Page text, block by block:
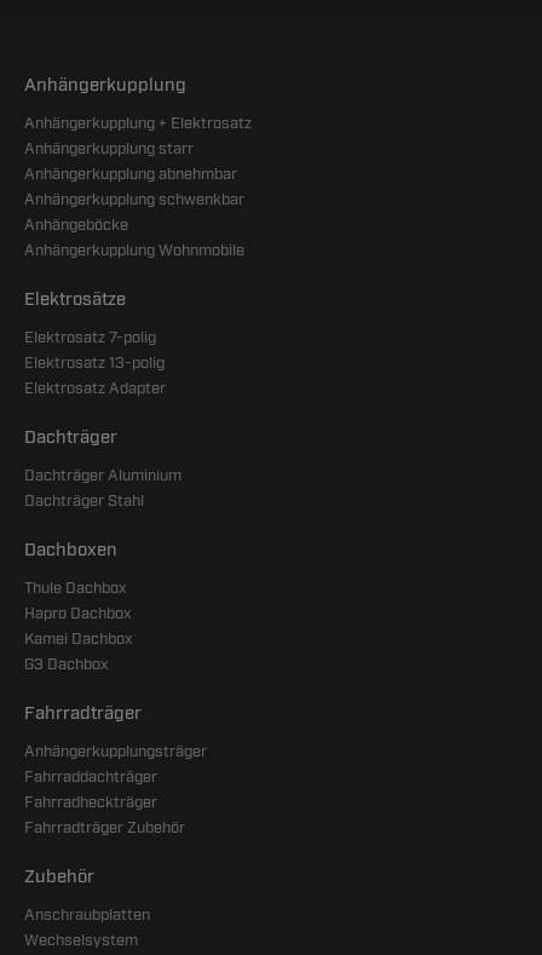
Anhängerkupplung
Anhängerkupplung + Elektrosatz
Anhängerkupplung starr
Anhängerkupplung abnehmbar
Anhängerkupplung schwenkbar
Anhängeböcke
Anhängerkupplung Wohnmobile
Elektrosätze
Elektrosatz 7-polig
Elektrosatz 13-polig
Elektrosatz Adapter
Dachträger
Dachträger Aluminium
Dachträger Stahl
Dachboxen
Thule Dachbox
Hapro Dachbox
Kamei Dachbox
G3 Dachbox
Fahrradträger
Anhängerkupplungsträger
Fahrraddachträger
Fahrradheckträger
Fahrradträger Zubehör
Zubehör
Anschraubplatten
Wechselsystem